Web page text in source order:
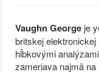
Vaughn George je
britskej
hĺbkovými
zameriava najmä